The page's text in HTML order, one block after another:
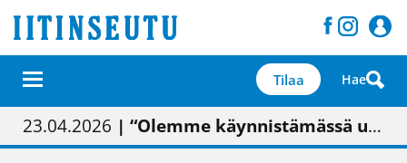
Tilaa Hae
01.02.2026 | Painon vaihtumisen pitäisi näkyä hieman parempana painojäljen laatuna lehdessä
05.02.2026 | Uudistettu kunnantalo on valoisa
23.04.2026 | “Olemme käynnistämässä uudelleen keskustavisiotyön”
09.05.2026| "Maalla on totuttu elämään omavaraisemmin kuin kaupungissa"